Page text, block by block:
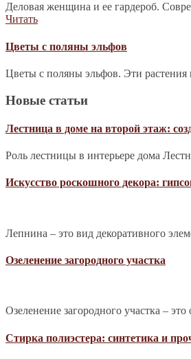
Деловая женщина и ее гардероб.
Читать
Цветы с поляны эльфов
Цветы с поляны эльфов. Эти
Новые статьи
Лестница в доме на второй этаж:
Роль лестницы в интерьере дома
Искусство роскошного декора:
Лепнина – это вид декоративного
Озеленение загородного участка
Озеленение загородного участка –
Стирка полиэстера: синтетика и